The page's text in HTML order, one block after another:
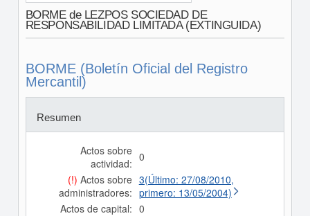
BORME de LEZPOS SOCIEDAD DE
RESPONSABILIDAD LIMITADA (EXTINGUIDA)
BORME (Boletín Oficial del Registro
Mercantil)
Resumen
Actos sobre
actividad: 0
(!) Actos sobre
administradores:
3(Último: 27/08/2010,
primero: 13/05/2004)
Actos de capital: 0